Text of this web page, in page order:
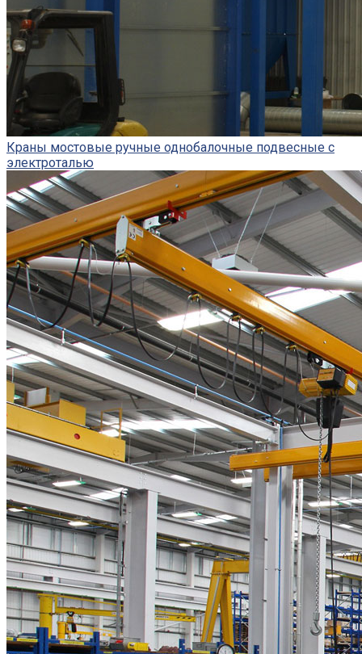
Краны мостовые ручные однобалочные подвесные с
электроталью